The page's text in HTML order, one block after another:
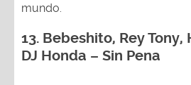
mundo.
13. Bebeshito, Rey
DJ Honda – Sin Pena